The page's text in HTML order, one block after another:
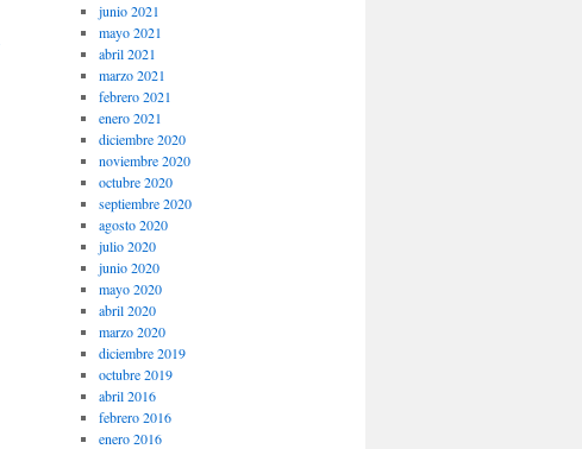
junio 2021
mayo 2021
abril 2021
marzo 2021
febrero 2021
enero 2021
diciembre 2020
noviembre 2020
octubre 2020
septiembre 2020
agosto 2020
julio 2020
junio 2020
mayo 2020
abril 2020
marzo 2020
diciembre 2019
octubre 2019
abril 2016
febrero 2016
enero 2016